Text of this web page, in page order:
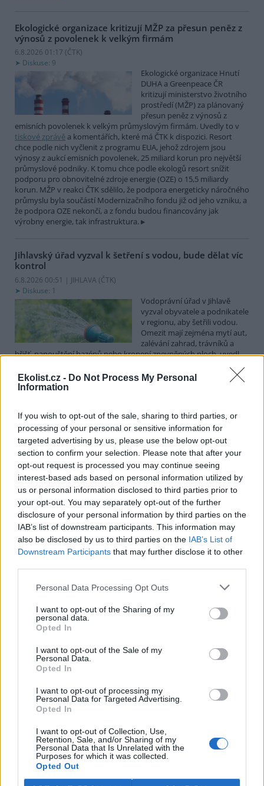
Ekolist.cz - Do Not Process My Personal
Information
If you wish to opt-out of the sale, sharing to third parties, or
processing of your personal or sensitive information for
targeted advertising by us, please use the below opt-out
section to confirm your selection. Please note that after your
opt-out request is processed you may continue seeing
interest-based ads based on personal information utilized by
us or personal information disclosed to third parties prior to
your opt-out. You may separately opt-out of the further
disclosure of your personal information by third parties on the
IAB’s list of downstream participants. This information may
also be disclosed by us to third parties on the IAB’s List of
Downstream Participants that may further disclose it to other
Personal Data Processing Opt Outs
I want to opt-out of the Sharing of my
personal data.
Opted In
I want to opt-out of the Sale of my
Personal Data.
Opted In
I want to opt-out of processing my
Personal Data for Targeted Advertising.
Opted In
I want to opt-out of Collection, Use,
Retention, Sale, and/or Sharing of my
Personal Data that Is Unrelated with the
Purposes for which it was collected.
Opted Out
Ekologické organizace kritizují MŽP za přesun peněz z
výnosů z povolenek k velkým firmám
6.8.2026 01:17 (ČTK)
Diskuse: 9
Ekologické organizace Hnutí
DUHA a Greenpeace ČR
kritizují ministerstvo životního
prostředí (MŽP) za plánovaný
přesun peněz z výnosů z
emisních povolenek k velkým průmyslovým firmám. Uvedly to v
tiskové zprávě a komentářích, které má ČTK k dispozici. Resort
chce podle nich vyčlenit z programu EUA, jehož zdrojem jsou
výnosy z aukcí emisních povolenek, 25 miliard korun pro největší
průmyslové podniky. K tomu chce podle ekologů resort snížit
podporu pro obnovitelné zdroje energie (OZE) o 15,5 miliardy
korun. MŽP v reakci ČTK sdělilo, že podpora energeticky náročného
průmyslu byla součástí Modernizačního fondu již od jeho vzniku, a
že podpora OZE nekončí, a z fondu budou financovány jak
výrobny energie, tak infrastruktura.
Jihlavský úřad vyzval k šetření s vodou, bude dělat víc
kontrol
6.8.2026 00:51 | JIHLAVA (ČTK)
Diskuse: 1
Vodoprávní úřad v Jihlavě
vyzval obyvatele a podnikatele
v regionu, aby šetřili vodou.
Omezit mají zejména mytí aut,
zalévání zahrad, trávníků a
hřišť, napouštění bazénů nebo kropení zpevněných ploch, uvedl
kontrolovat povolené odběry. Výzva k šetření vodou platí pro
všechny obce spadající pod Jihlavu jako obec s rozšířenou
Celníci odhalili gang překupníků papoušků, zajistili
stovku ptáků
5.8.2026 20:13 (ČTK)
Celníci odhalili gang
překupníků chráněných druhů
papoušků působící v několika
krajích a zajistili asi stovku
ptáků. S odchytem a
zajištěním zvířat celníkům pomohly zoo v Praze, Zlíně a Ostravě. V
ostravské zahradě také papoušci nalezli dočasné útočiště. V
tiskové zprávě nawebucelníků to oznámila mluvčí Celní správy ČR
Martina Kaňková. Případem se zabývá policie.
Island vyhostí aktivisty bojující proti lovu velryb,
pronásledovali velrybáře
5.8.2026 19:54 (ČTK)
Islandské úřady nařídily
poté, co minulý týden
pobřežní stráž s policií zabavily
jejich loď, která pronásledovala velrybářské plavidlo. Pasažéři lodi
Watsona jsou od té doby zadržováni v Reykjavíku. Sám Watson na
palubě nebyl. Píše o tom agentura AFP s odvoláním na islandskou
Záchranná stanice v Praze přijímá kvůli vedrům více
volně žijících zvířat
5.8.2026 17:40 | PRAHA (
Kvůli vysokým letním